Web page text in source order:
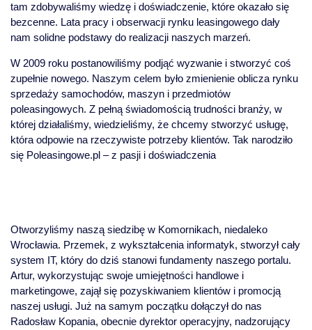
tam zdobywaliśmy wiedzę i doświadczenie, które okazało się
bezcenne. Lata pracy i obserwacji rynku leasingowego dały
nam solidne podstawy do realizacji naszych marzeń.
W 2009 roku postanowiliśmy podjąć wyzwanie i stworzyć coś
zupełnie nowego. Naszym celem było zmienienie oblicza rynku
sprzedaży samochodów, maszyn i przedmiotów
poleasingowych. Z pełną świadomością trudności branży, w
której działaliśmy, wiedzieliśmy, że chcemy stworzyć usługę,
która odpowie na rzeczywiste potrzeby klientów. Tak narodziło
się Poleasingowe.pl – z pasji i doświadczenia
Otworzyliśmy naszą siedzibę w Komornikach, niedaleko
Wrocławia. Przemek, z wykształcenia informatyk, stworzył cały
system IT, który do dziś stanowi fundamenty naszego portalu.
Artur, wykorzystując swoje umiejętności handlowe i
marketingowe, zajął się pozyskiwaniem klientów i promocją
naszej usługi. Już na samym początku dołączył do nas
Radosław Kopania, obecnie dyrektor operacyjny, nadzorujący